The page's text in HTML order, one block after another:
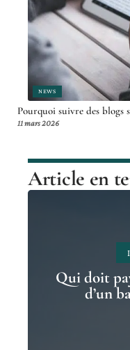
NEWS
Pourquoi suivre des blogs
11 mars 2026
Article en
Qui doit
d’un